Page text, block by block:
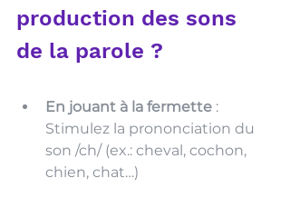
production des sons
de la parole ?
En jouant à la fermette :
Stimulez la prononciation du
son /ch/ (ex.: cheval, cochon,
chien, chat…)